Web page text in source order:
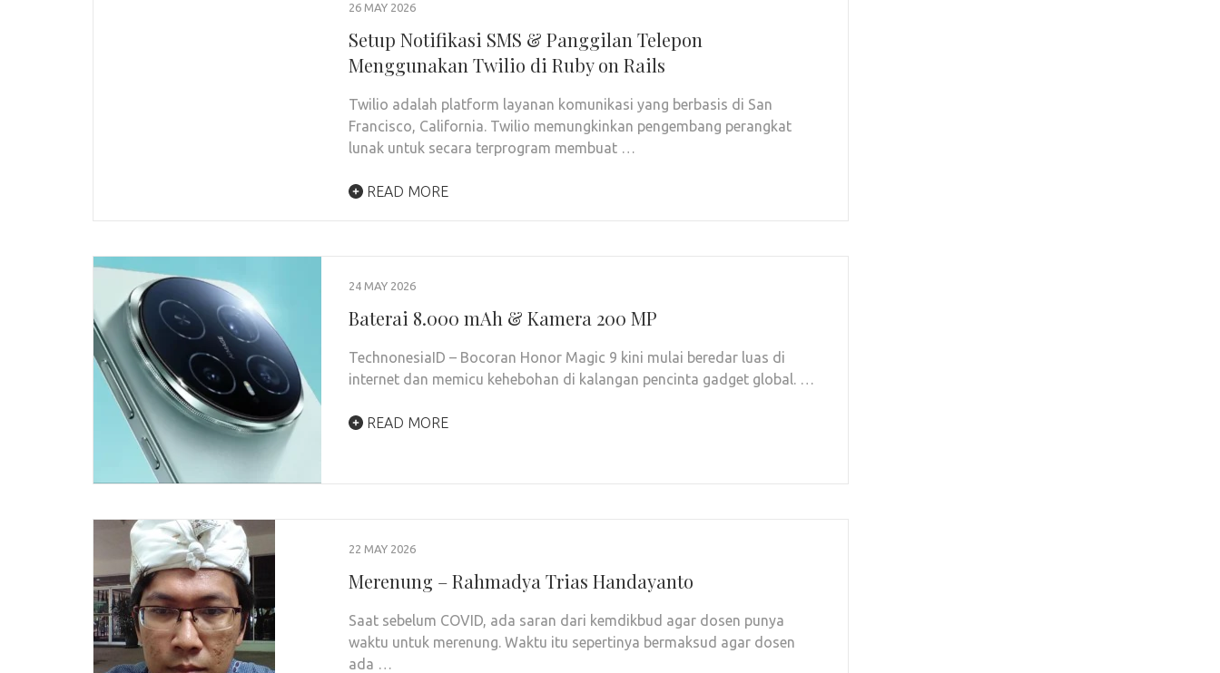
26 MAY 2026
Setup Notifikasi SMS & Panggilan Telepon
Menggunakan Twilio di Ruby on Rails
Twilio adalah platform layanan komunikasi yang berbasis di San
Francisco, California. Twilio memungkinkan pengembang perangkat
lunak untuk secara terprogram membuat …
READ MORE
24 MAY 2026
Baterai 8.000 mAh & Kamera 200 MP
TechnonesiaID – Bocoran Honor Magic 9 kini mulai beredar luas di
internet dan memicu kehebohan di kalangan pencinta gadget global. …
READ MORE
22 MAY 2026
Merenung – Rahmadya Trias Handayanto
Saat sebelum COVID, ada saran dari kemdikbud agar dosen punya
waktu untuk merenung. Waktu itu sepertinya bermaksud agar dosen
ada …